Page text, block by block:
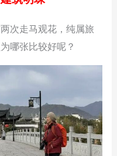
次走马观花，纯属旅
哪张比较好呢？